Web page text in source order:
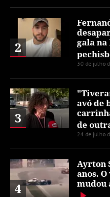
2
gala na
30 de julho
3
avó de
de
24 de julho
4
Ayrton
anos.
mudou